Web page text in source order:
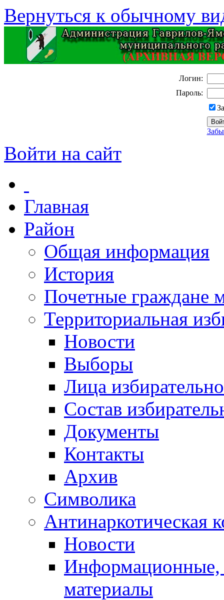
Вернуться к обычному
Логин:
Пароль:
Войти на сайт
Главная
Район
Общая информация
История
Почетные граждане
Территориальная
Новости
Выборы
Лица
Состав
Документы
Контакты
Архив
Символика
Антинаркотическая
Новости
Информационные,
материалы